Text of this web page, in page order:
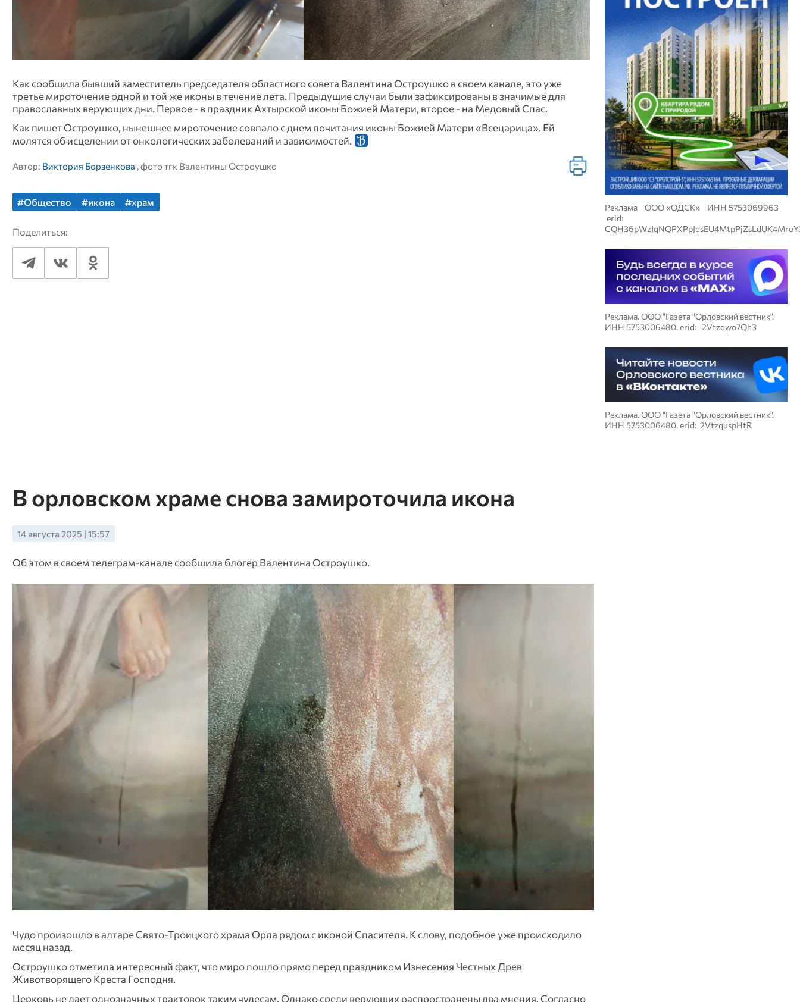
Как сообщила бывший заместитель председателя областного совета Валентина Остроушко в своем канале, это уже
третье мироточение одной и той же иконы в течение лета. Предыдущие случаи были зафиксированы в значимые для
православных верующих дни. Первое - в праздник Ахтырской иконы Божией Матери, второе - на Медовый Спас.
Как пишет Остроушко, нынешнее мироточение совпало с днем почитания иконы Божией Матери «Всецарица». Ей
молятся об исцелении от онкологических заболеваний и зависимостей.
Автор: Виктория Борзенкова , фото тгк Валентины Остроушко
#Общество #икона #храм
Поделиться:
Реклама ООО «ОДСК» ИНН 5753069963
erid:
Реклама. ООО "Газета "Орловский вестник".
ИНН 5753006480. erid: 2Vtzqwo7Qh3
Реклама. ООО "Газета "Орловский вестник".
ИНН 5753006480. erid: 2VtzquspHtR
В орловском храме снова замироточила икона
14 августа 2025 | 15:57
Об этом в своем телеграм-канале сообщила блогер Валентина Остроушко.
Чудо произошло в алтаре Свято-Троицкого храма Орла рядом с иконой Спасителя. К слову, подобное уже происходило
месяц назад.
Остроушко отметила интересный факт, что миро пошло прямо перед праздником Изнесения Честных Древ
Животворящего Креста Господня.
Церковь не дает однозначных трактовок таким чудесам. Однако среди верующих распространены два мнения. Согласно